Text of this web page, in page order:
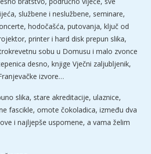
službene i neslužbene, seminare,
hodočašća, putovanja, ključ od
printer i hard disk prepun slika,
sobu u Domusu i malo zvonce
desno, knjige Vječni zaljubljenik,
izvore…
slika, stare akreditacije, ulaznice,
fascikle, omote čokoladica, između dva
i najljepše uspomene, a vama želim